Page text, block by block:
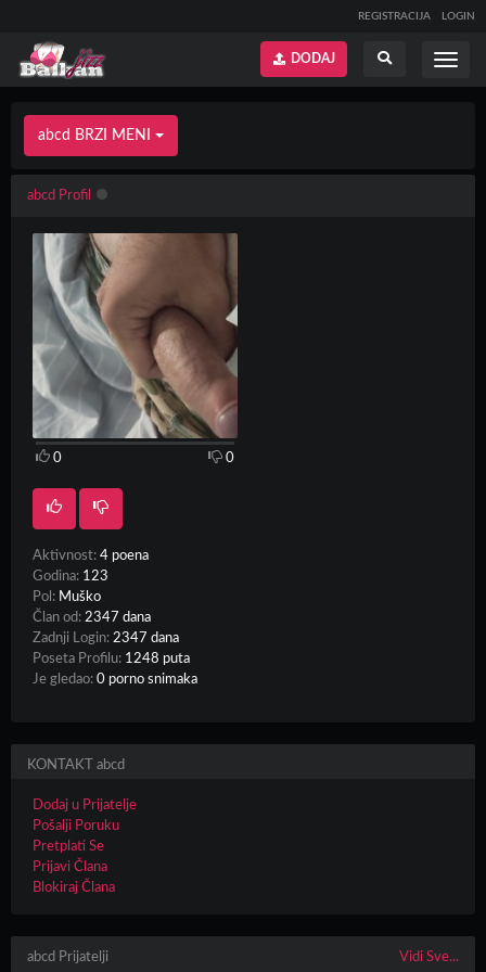
REGISTRACIJA LOGIN
Prikaži
DODAJ
abcd BRZI MENI
abcd Profil
0 0
Aktivnost: 4 poena
Godina: 123
Pol: Muško
Član od: 2347 dana
Zadnji Login: 2347 dana
Poseta Profilu: 1248 puta
Je gledao: 0 porno snimaka
KONTAKT abcd
Dodaj u Prijatelje
Pošalji Poruku
Pretplati Se
Prijavi Člana
Blokiraj Člana
abcd Prijatelji Vidi Sve...